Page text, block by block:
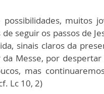
muitos
seguir os passos de
sinais claros da
da Messe, por
mas
Lc 10, 2)